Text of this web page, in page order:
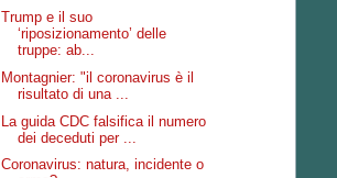
Trump e il suo
‘riposizionamento’ delle
truppe: ab...
Montagnier: "il coronavirus è il
risultato di una ...
La guida CDC falsifica il numero
dei deceduti per ...
Coronavirus: natura, incidente o